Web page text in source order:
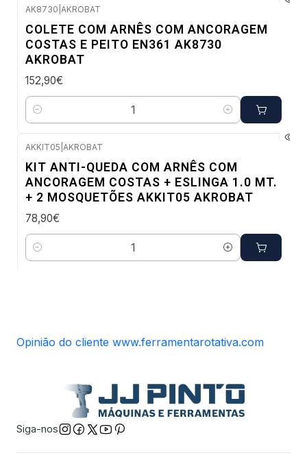
AK8730 AKROBAT
COLETE COM ARNÊS COM ANCORAGEM
COSTAS E PEITO EN361 AK8730
AKROBAT
152,90€
Quantidade
AKKIT05 AKROBAT
KIT ANTI-QUEDA COM ARNÊS COM
ANCORAGEM COSTAS + ESLINGA 1.0 MT.
+ 2 MOSQUETÕES AKKIT05 AKROBAT
78,90€
Quantidade
Opinião do cliente www.ferramentarotativa.com
Siga-nos